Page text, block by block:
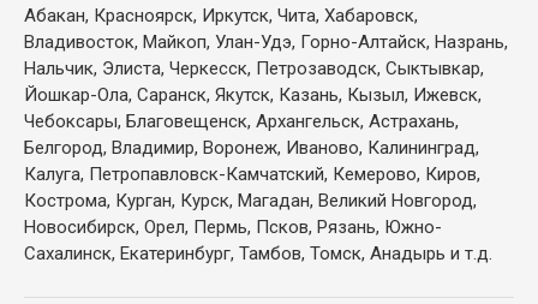
Абакан, Красноярск, Иркутск, Чита, Хабаровск,
Владивосток, Майкоп, Улан-Удэ, Горно-Алтайск, Назрань,
Нальчик, Элиста, Черкесск, Петрозаводск, Сыктывкар,
Йошкар-Ола, Саранск, Якутск, Казань, Кызыл, Ижевск,
Чебоксары, Благовещенск, Архангельск, Астрахань,
Белгород, Владимир, Воронеж, Иваново, Калининград,
Калуга, Петропавловск-Камчатский, Кемерово, Киров,
Кострома, Курган, Курск, Магадан, Великий Новгород,
Новосибирск, Орел, Пермь, Псков, Рязань, Южно-
Сахалинск, Екатеринбург, Тамбов, Томск, Анадырь и т.д.